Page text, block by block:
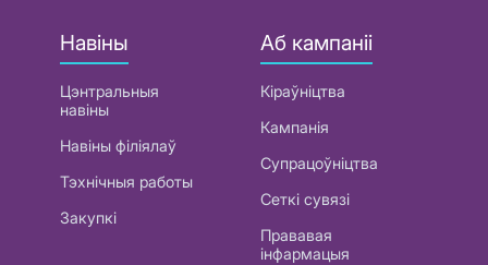
Навіны
Цэнтральныя
навіны
Навіны філіялаў
Тэхнічныя работы
Закупкі
Аб кампаніі
Кіраўніцтва
Кампанія
Супрацоўніцтва
Сеткі сувязі
Прававая
інфармацыя